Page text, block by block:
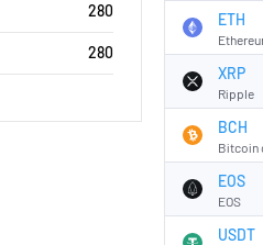
280
280
ETH
XRP
Ripple
BCH
Bitcoin
EOS
EOS
USDT